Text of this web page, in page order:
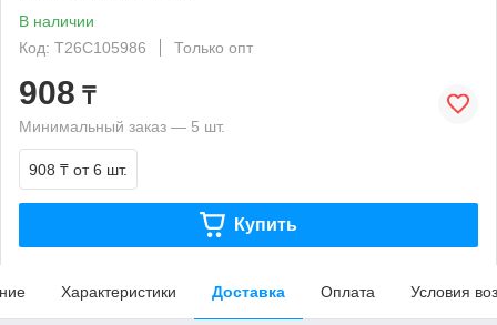
В наличии
Код: T26C105986
Только опт
908 ₸
Минимальный заказ — 5 шт.
908 ₸ от 6 шт.
Купить
Характеристики Доставка Оплата Условия